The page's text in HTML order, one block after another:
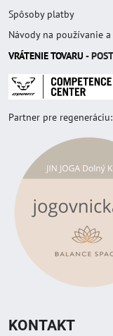
Spôsoby platby
Návody na používanie
VRÁTENIE TOVARU -
Partner pre regeneráciu:
KONTAKT